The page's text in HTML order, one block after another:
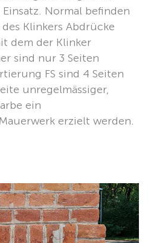
Normal befinden
Klinkers Abdrücke
dem der Klinker
sind nur 3 Seiten
FS sind 4 Seiten
unregelmässiger,
ein
erzielt werden.